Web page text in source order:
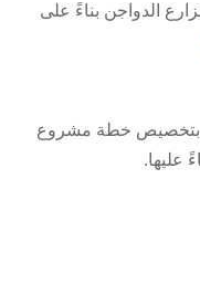
الدواجن بناءً على
بتخصيص خطة مشروع
عليها.